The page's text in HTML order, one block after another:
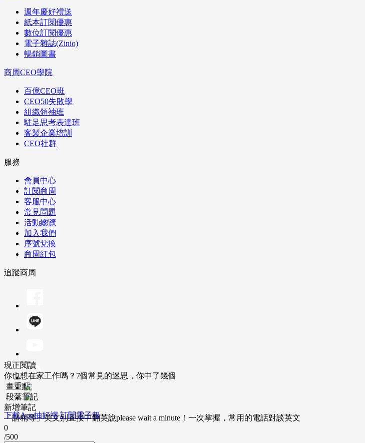
週年慶好禮送
紙本訂閱優惠
數位訂閱優惠
電子雜誌(Zinio)
暢銷圖書
商周CEO學院
百億CEO班
CEO50失敗學
組織領袖班
駐足思考表達班
客製企業培訓
CEO社群
服務
會員中心
訂閱商周
客服中心
常見問題
活動總覽
加入我們
序號兌換
商周紅包
追蹤商周
下載App抽好禮 訂閱電子報
現正閱讀
你也想在家工作嗎？7個常見的迷思，你中了幾個
畫重點
段落筆記
新增筆記
「請稍等」英文別直接中翻英說please wait a minute！一次掌握，常用的電話對談英文
0
/500